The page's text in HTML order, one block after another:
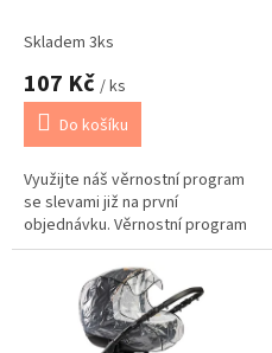
Skladem 3ks
107 Kč / ks
Do košíku
Využijte náš věrnostní program
se slevami již na první
objednávku. Věrnostní program